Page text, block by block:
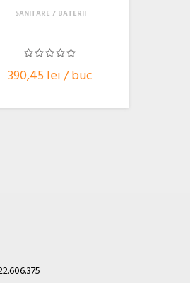
390,45 lei / buc
SANITARE BATERII